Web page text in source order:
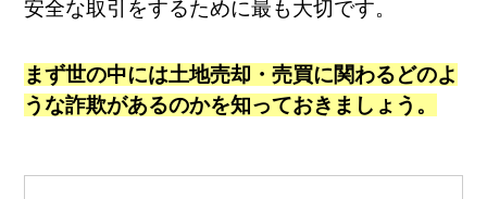
簡単査定 売却相談
安全な取引をするために最も大切です。
まず世の中には土地売却・売買に関わるどのよ
うな詐欺があるのかを知っておきましょう。